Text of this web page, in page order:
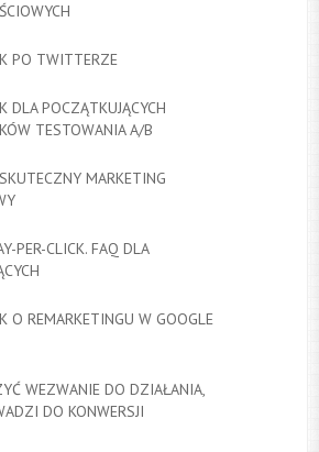
PO TWITTERZE
DLA POCZĄTKUJĄCYCH
TESTOWANIA A/B
MARKETING
PER-CLICK. FAQ DLA
O REMARKETINGU W GOOGLE
WEZWANIE DO DZIAŁANIA,
DO KONWERSJI